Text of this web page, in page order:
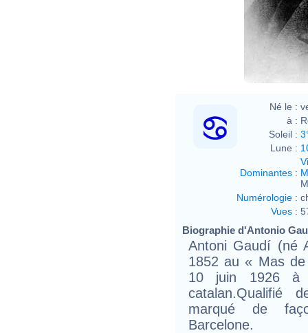
Pau
Né le :
à :
Soleil :
Lune :
Dominantes :
Numérologie :
Vues :
Biographie d'Antonio
Antoni Gaudí (né
1852 au « Mas
10 juin 1926 à
catalan.Qualifié
marqué de
Barcelone.